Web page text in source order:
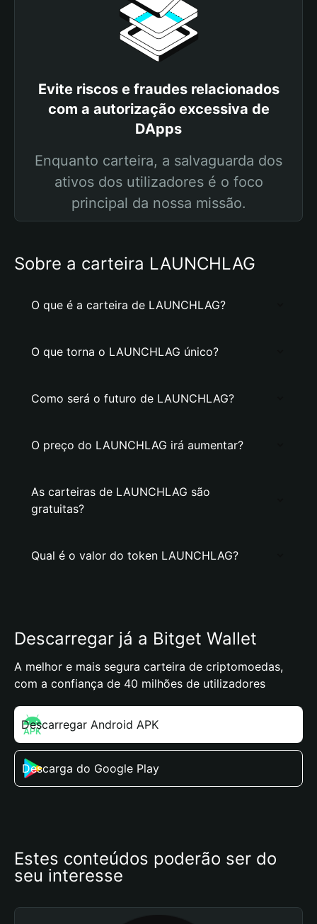
Evite riscos e fraudes relacionados
com a autorização excessiva de
DApps
Enquanto carteira, a salvaguarda dos
ativos dos utilizadores é o foco
principal da nossa missão.
Sobre a carteira LAUNCHLAG
O que é a carteira de LAUNCHLAG?
O que torna o LAUNCHLAG único?
Como será o futuro de LAUNCHLAG?
O preço do LAUNCHLAG irá aumentar?
As carteiras de LAUNCHLAG são
gratuitas?
Qual é o valor do token LAUNCHLAG?
Descarregar já a Bitget Wallet
A melhor e mais segura carteira de criptomoedas,
com a confiança de 40 milhões de utilizadores
Descarregar Android APK
Descarga do Google Play
Estes conteúdos poderão ser do
seu interesse